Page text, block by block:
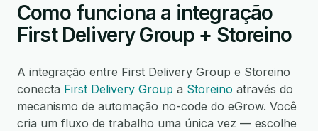
Como funciona a integração
First Delivery Group + Storeino
A integração entre First Delivery Group e Storeino
conecta First Delivery Group a Storeino através do
mecanismo de automação no-code do eGrow. Você
cria um fluxo de trabalho uma única vez — escolhe